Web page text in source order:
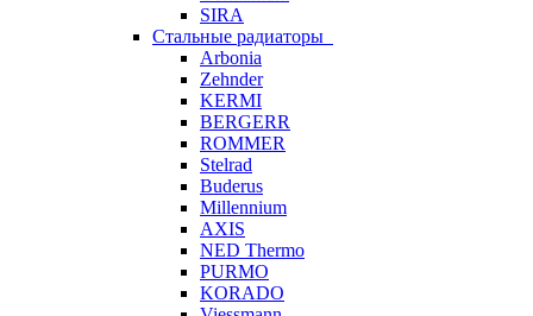
SIRA
Стальные радиаторы
Arbonia
Zehnder
KERMI
BERGERR
ROMMER
Stelrad
Buderus
Millennium
AXIS
NED Thermo
PURMO
KORADO